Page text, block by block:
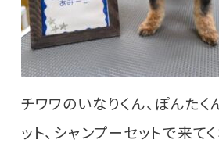
チワワのいなりくん、ぽんた
ット、シャンプーセットで来て